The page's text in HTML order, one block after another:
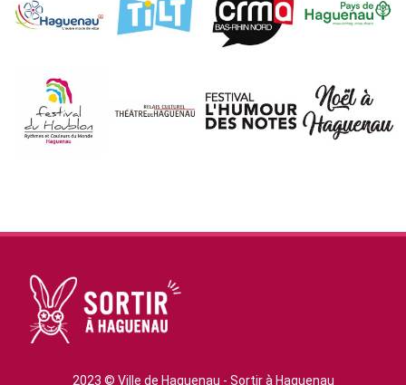
2023 © Ville de Haguenau - Sortir à Haguenau